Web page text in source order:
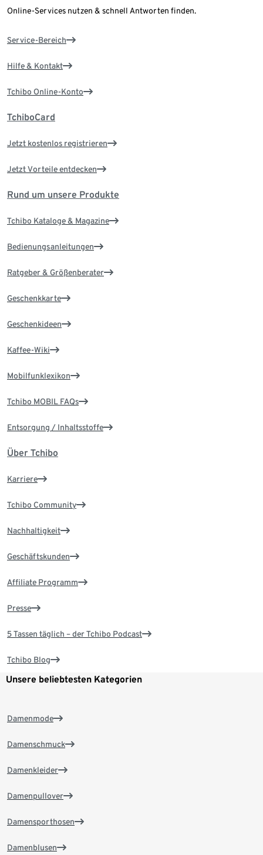
Online-Services nutzen & schnell Antworten finden.
Service-Bereich
Hilfe & Kontakt
Tchibo Online-Konto
TchiboCard
Jetzt kostenlos registrieren
Jetzt Vorteile entdecken
Rund um unsere Produkte
Tchibo Kataloge & Magazine
Bedienungsanleitungen
Ratgeber & Größenberater
Geschenkkarte
Geschenkideen
Kaffee-Wiki
Mobilfunklexikon
Tchibo MOBIL FAQs
Entsorgung / Inhaltsstoffe
Über Tchibo
Karriere
Tchibo Community
Nachhaltigkeit
Geschäftskunden
Affiliate Programm
Presse
5 Tassen täglich – der Tchibo Podcast
Tchibo Blog
Unsere beliebtesten Kategorien
Damenmode
Damenschmuck
Damenkleider
Damenpullover
Damensporthosen
Damenblusen